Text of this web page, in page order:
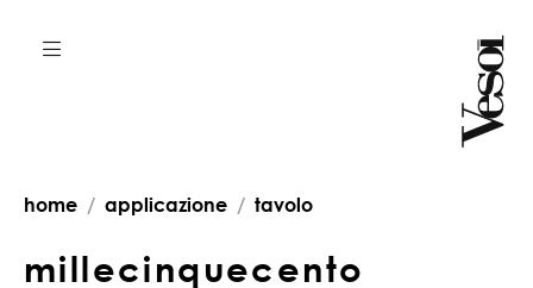
home applicazione tavolo
millecinquecento